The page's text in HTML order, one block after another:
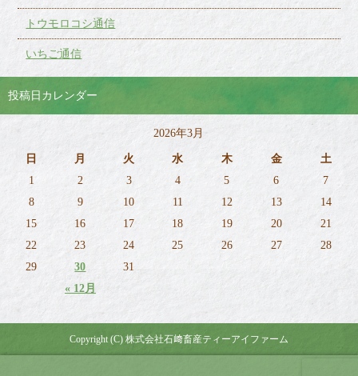
トウモロコシ通信
いちご通信
投稿日カレンダー
2026年3月
日 月 火 水 木 金 土
« 12月
1 2 3 4 5 6
7
8
9 10 11 12 13
14
15
16 17 18 19 20
21
22
23 24 25 26 27
28
29
30 31
Copyright (C) 株式会社石﨑畜産ティーアイファーム